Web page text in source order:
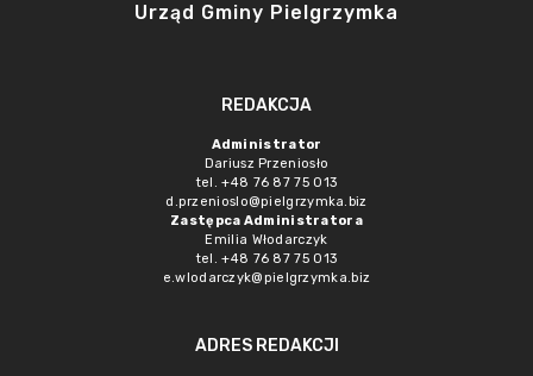
Urząd Gminy Pielgrzymka
REDAKCJA
Administrator
Dariusz Przeniosło
tel. +48 76 87 75 013
d.przenioslo@pielgrzymka.biz
Zastępca Administratora
Emilia Włodarczyk
tel. +48 76 87 75 013
e.wlodarczyk@pielgrzymka.biz
ADRES REDAKCJI